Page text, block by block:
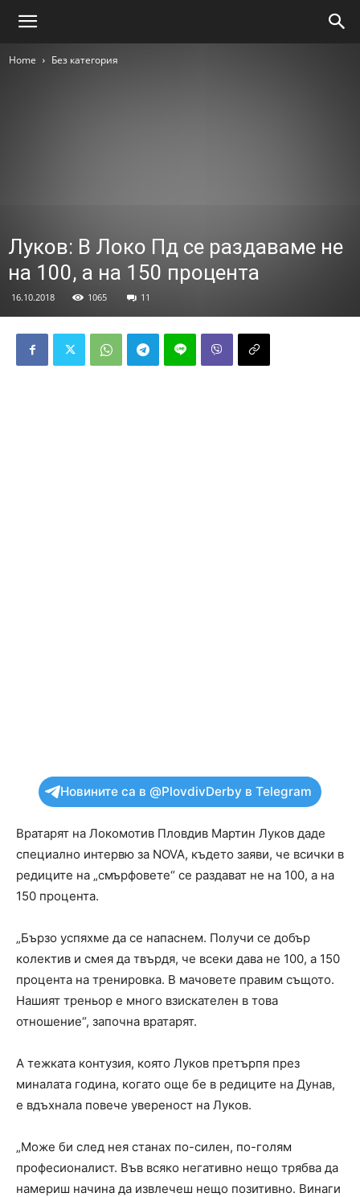
Home Без категория
Луков: В Локо Пд се раздаваме не
на 100, а на 150 процента
16.10.2018 1065 11
Новините са в @PlovdivDerby в Telegram
Вратарят на Локомотив Пловдив Мартин Луков даде
специално интервю за NOVA, където заяви, че всички в
редиците на „смърфовете“ се раздават не на 100, а на
150 процента.
„Бързо успяхме да се напаснем. Получи се добър
колектив и смея да твърдя, че всеки дава не 100, а 150
процента на тренировка. В мачовете правим същото.
Нашият треньор е много взискателен в това
отношение“, започна вратарят.
А тежката контузия, която Луков претърпя през
миналата година, когато още бе в редиците на Дунав,
е вдъхнала повече увереност на Луков.
„Може би след нея станах по-силен, по-голям
професионалист. Във всяко негативно нещо трябва да
намериш начина да извлечеш нещо позитивно. Винаги